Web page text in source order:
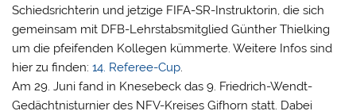
Schiedsrichterin und jetzige FIFA-SR-Instruktorin, die sich
gemeinsam mit DFB-Lehrstabsmitglied Günther Thielking
um die pfeifenden Kollegen kümmerte. Weitere Infos sind
hier zu finden:14. Referee-Cup.
Am 29. Juni fand in Knesebeck das 9. Friedrich-Wendt-
Gedächtnisturnier des NFV-Kreises Gifhorn statt. Dabei